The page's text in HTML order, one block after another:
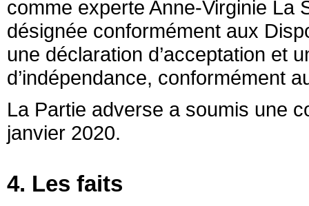
comme experte Anne-Virginie La
désignée conformément aux
une déclaration d’acceptation et
d’indépendance, conformément
La Partie adverse a soumis une
janvier 2020.
4. Les faits